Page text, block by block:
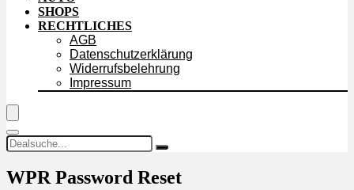
SHOPS
RECHTLICHES
AGB
Datenschutzerklärung
Widerrufsbelehrung
Impressum
WPR Password Reset